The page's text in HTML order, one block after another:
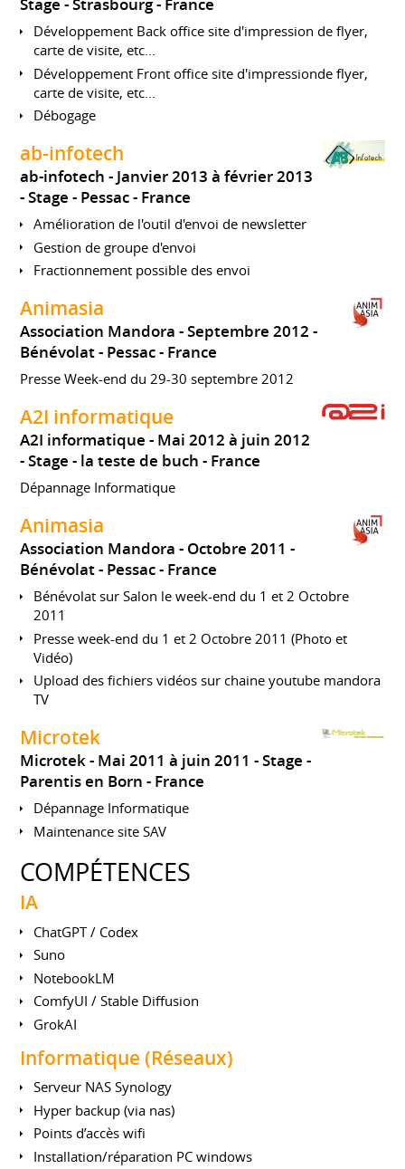
Stage Strasbourg France
Développement Back office site d'impression de flyer,
carte de visite, etc...
Développement Front office site d'impressionde flyer,
carte de visite, etc...
Débogage
ab-infotech
ab-infotech
Janvier 2013 à février 2013
Stage
Pessac France
Amélioration de l'outil d'envoi de newsletter
Gestion de groupe d'envoi
Fractionnement possible des envoi
Animasia
Association Mandora
Septembre 2012
Bénévolat
Pessac France
Presse Week-end du 29-30 septembre 2012
A2I informatique
A2I informatique
Mai 2012 à juin 2012
Stage
la teste de buch France
Dépannage Informatique
Animasia
Association Mandora
Octobre 2011
Bénévolat
Pessac France
Bénévolat sur Salon le week-end du 1 et 2 Octobre
2011
Presse week-end du 1 et 2 Octobre 2011 (Photo et
Vidéo)
Upload des fichiers vidéos sur chaine youtube mandora
TV
Microtek
Microtek Mai 2011 à juin 2011 Stage
Parentis en Born
France
Dépannage Informatique
Maintenance site SAV
COMPÉTENCES
IA
ChatGPT / Codex
Suno
NotebookLM
ComfyUI / Stable Diffusion
GrokAI
Informatique (Réseaux)
Serveur NAS Synology
Hyper backup (via nas)
Points d’accès wifi
Installation/réparation PC windows